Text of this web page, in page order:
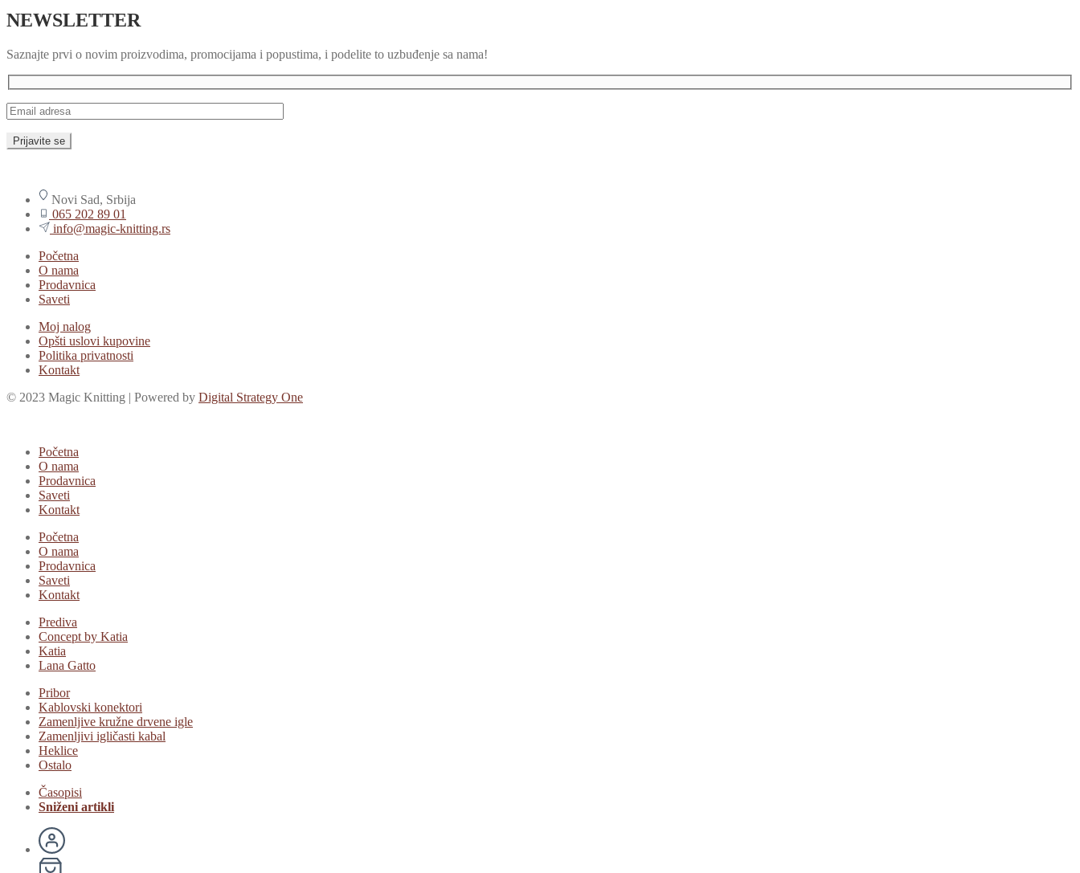
NEWSLETTER
Saznajte prvi o novim proizvodima, promocijama i popustima, i podelite to uzbuđenje sa nama!
Novi Sad, Srbija
065 202 89 01
info@magic-knitting.rs
Početna
O nama
Prodavnica
Saveti
Moj nalog
Opšti uslovi kupovine
Politika privatnosti
Kontakt
© 2023 Magic Knitting | Powered by Digital Strategy One
Početna
O nama
Prodavnica
Saveti
Kontakt
Početna
O nama
Prodavnica
Saveti
Kontakt
Prediva
Concept by Katia
Katia
Lana Gatto
Pribor
Kablovski konektori
Zamenljive kružne drvene igle
Zamenljivi igličasti kabal
Heklice
Ostalo
Časopisi
Sniženi artikli